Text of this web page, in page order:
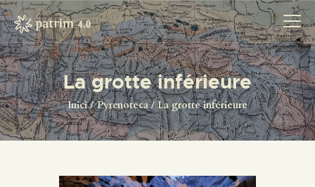
La grotte inférieure
Inici Pyrenoteca La grotte inférieure
INICI
PYRENOTECA 4.0
LA XARXA